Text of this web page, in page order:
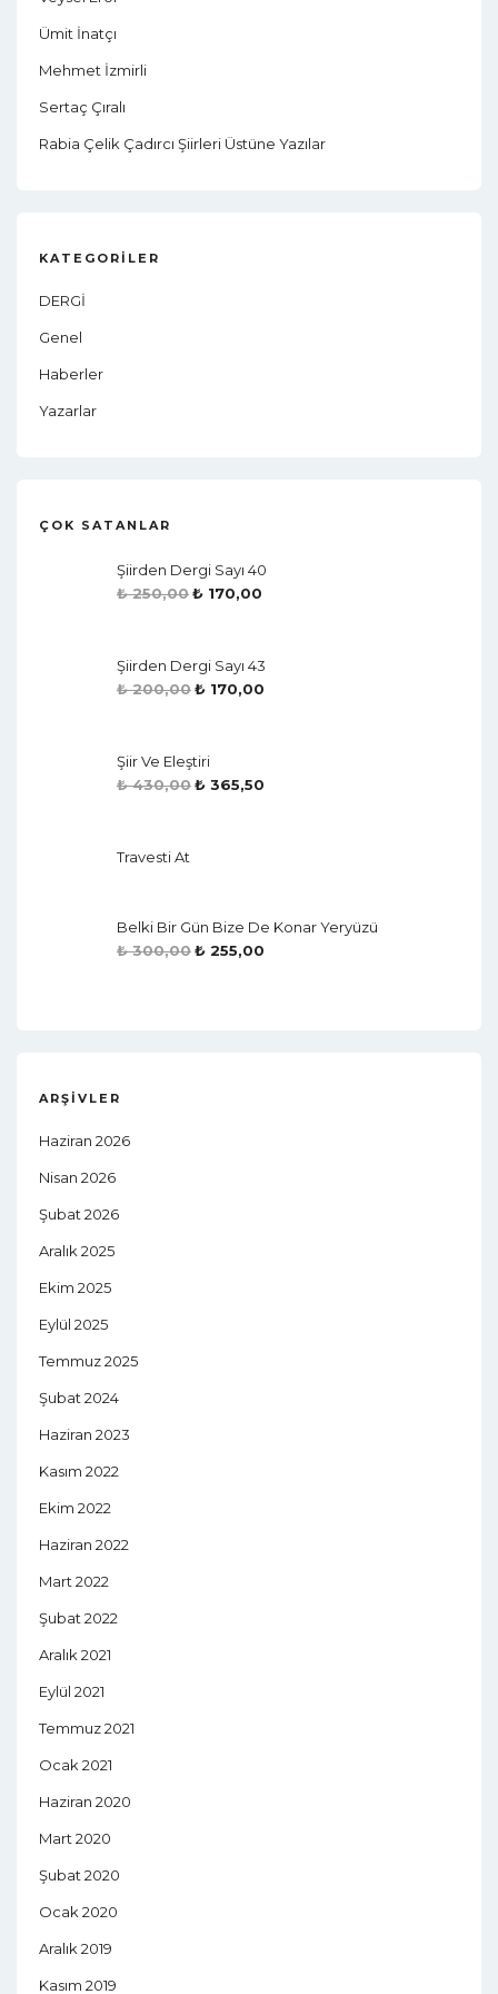
Ümit İnatçı
Mehmet İzmirli
Sertaç Çıralı
Rabia Çelik Çadırcı Şiirleri Üstüne Yazılar
KATEGORILER
DERGİ
Genel
Haberler
Yazarlar
ÇOK SATANLAR
Şiirden Dergi Sayı 40
₺250,00₺ 170,00
Şiirden Dergi Sayı 43
₺200,00₺ 170,00
Şiir Ve Eleştiri
₺430,00₺ 365,50
Travesti At
Belki Bir Gün Bize De Konar Yeryüzü
₺300,00₺ 255,00
ARŞIVLER
Haziran 2026
Nisan 2026
Şubat 2026
Aralık 2025
Ekim 2025
Eylül 2025
Temmuz 2025
Şubat 2024
Haziran 2023
Kasım 2022
Ekim 2022
Haziran 2022
Mart 2022
Şubat 2022
Aralık 2021
Eylül 2021
Temmuz 2021
Ocak 2021
Haziran 2020
Mart 2020
Şubat 2020
Ocak 2020
Aralık 2019
Kasım 2019